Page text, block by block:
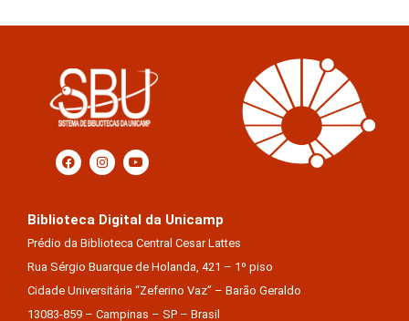
Biblioteca Digital da Unicamp
Prédio da Biblioteca Central Cesar Lattes
Rua Sérgio Buarque de Holanda, 421 – 1º piso
Cidade Universitária “Zeferino Vaz” – Barão Geraldo
13083-859 – Campinas – SP – Brasil